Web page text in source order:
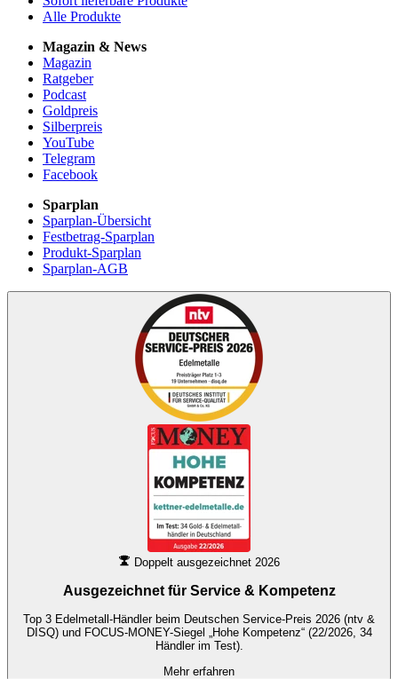
Alle Produkte
Magazin & News
Magazin
Ratgeber
Podcast
Goldpreis
Silberpreis
YouTube
Telegram
Facebook
Sparplan
Sparplan-Übersicht
Festbetrag-Sparplan
Produkt-Sparplan
Sparplan-AGB
Doppelt ausgezeichnet 2026
Ausgezeichnet für Service & Kompetenz
Top 3 Edelmetall-Händler beim Deutschen Service-Preis 2026 (ntv &
DISQ) und FOCUS-MONEY-Siegel „Hohe Kompetenz“ (22/2026, 34
Händler im Test).
Mehr erfahren